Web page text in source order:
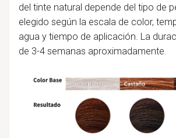
del tinte natural depende del tipo de
elegido según la escala de color,
agua y tiempo de aplicación. La
de 3-4 semanas aproximadamente.